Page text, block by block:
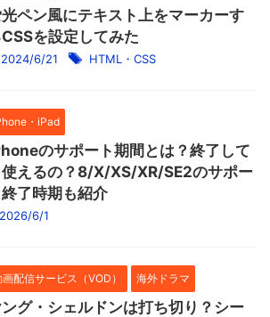
ペン風にテキスト上をマーカーす
を設定してみた
2024/6/21 HTML・CSS
・iPad
のサポート期間とは？終了して
使えるの？8/X/XS/XR/SE2のサポー
終了時期も紹介
2026/6/1
画配信サービス（VOD） 海外ドラマ
グ・シェルドンは打ち切り？シー